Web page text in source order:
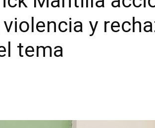
y
tema